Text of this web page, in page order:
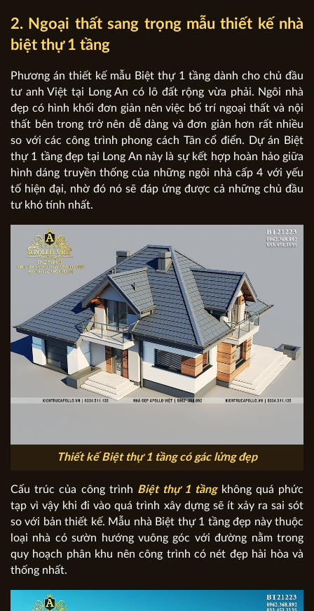
2. Ngoại thất sang trọng mẫu thiết kế nhà
biệt thự 1 tầng
Phương án thiết kế mẫu Biệt thự 1 tầng dành cho chủ đầu
tư anh Việt tại Long An có lô đất rộng vừa phải. Ngôi nhà
đẹp có hình khối đơn giản nên việc bố trí ngoại thất và nội
thất bên trong trở nên dễ dàng và đơn giản hơn rất nhiều
so với các công trình phong cách Tân cổ điển. Dự án Biệt
thự 1 tầng đẹp tại Long An này là sự kết hợp hoàn hảo giữa
hình dáng truyền thống của những ngôi nhà cấp 4 với yếu
tố hiện đại, nhờ đó nó sẽ đáp ứng được cả những chủ đầu
tư khó tính nhất.
Thiết kế Biệt thự 1 tầng có gác lửng đẹp
Cấu trúc của công trình Biệt thự 1 tầngkhông quá phức
tạp vì vậy khi đi vào quá trình xây dựng sẽ ít xảy ra sai sót
so với bản thiết kế. Mẫu nhà Biệt thự 1 tầng đẹp này thuộc
loại nhà có sườn hướng vuông góc với đường nằm trong
quy hoạch phân khu nên công trình có nét đẹp hài hòa và
thống nhất.